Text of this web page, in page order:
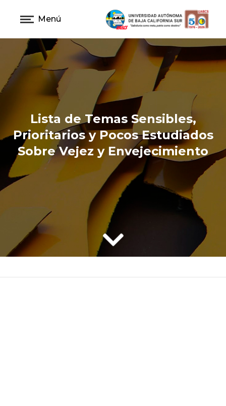
Menú
Lista de Temas Sensibles,
Prioritarios y Pocos Estudiados
Sobre Vejez y Envejecimiento